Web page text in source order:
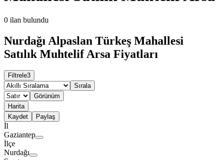
0 ilan bulundu
Nurdağı Alpaslan Türkeş Mahallesi
Satılık Muhtelif Arsa Fiyatları
Filtrele3
Sırala
Görünüm
Harita
Kaydet
Paylaş
İl
Gaziantep
İlçe
Nurdağı